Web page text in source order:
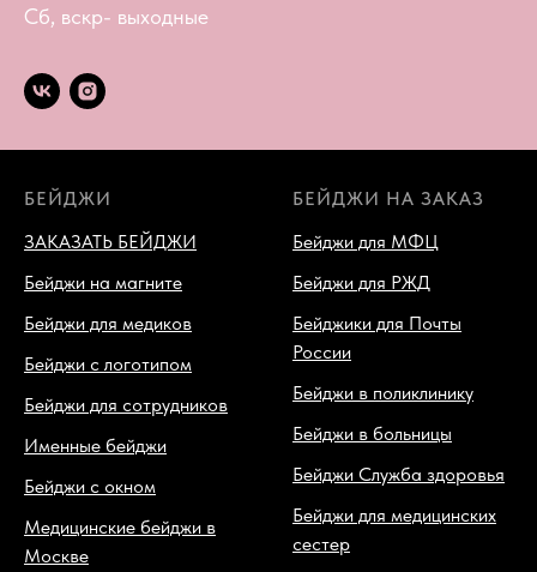
Сб, вскр- выходные
БЕЙДЖИ
ЗАКАЗАТЬ БЕЙДЖИ
Бейджи на магните
Бейджи для медиков
Бейджи с логотипом
Бейджи для сотрудников
Именные бейджи
Бейджи с окном
Медицинские бейджи в
Москве
БЕЙДЖИ НА ЗАКАЗ
Бейджи для МФЦ
Бейджи для РЖД
Бейджики для Почты
России
Бейджи в поликлинику
Бейджи в больницы
Бейджи Служба здоровья
Бейджи для медицинских
сестер